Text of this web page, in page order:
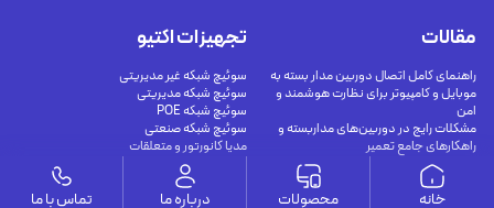
تجهیزات اکتیو
سوئیچ شبکه غیر مدیریتی
سوئیچ شبکه مدیریتی
سوئیچ شبکه POE
سوئیچ شبکه صنعتی
مدیا کانورتور و متعلقات
مقالات
راهنمای کامل اتصال دوربین مدار بسته به
موبایل و کامپیوتر برای نظارت هوشمند و
امن
مشکلات رایج در دوربین‌های مداربسته و
راهکارهای جامع تعمیر
کابل‌های اترنت شیلددار (محافظت‌شده) چه
هستند؟
اترنت Cat8 چگونه با راهکارهای فیبر نوری خانه محصولات درباره ما تماس با ما